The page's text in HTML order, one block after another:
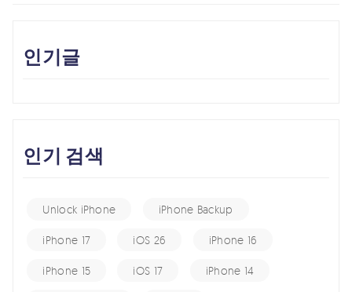
인기글
인기 검색
Unlock iPhone iPhone Backup
iPhone 17 iOS 26 iPhone 16
iPhone 15 iOS 17 iPhone 14